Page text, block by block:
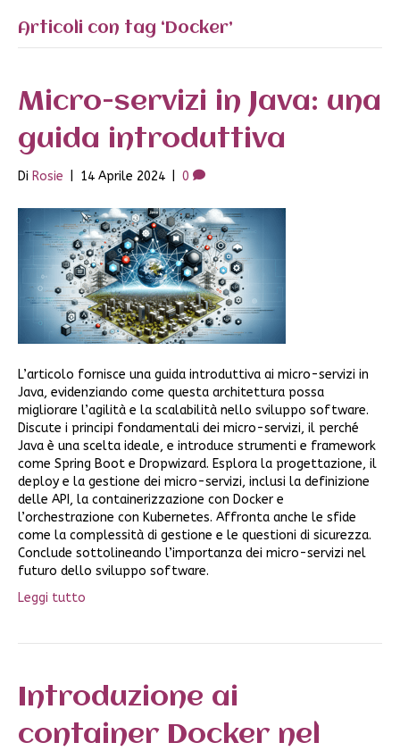
Articoli con tag ‘Docker’
Micro-servizi in Java: una
guida introduttiva
Di Rosie 14 Aprile 2024 0
L’articolo fornisce una guida introduttiva ai micro-servizi in
Java, evidenziando come questa architettura possa
migliorare l’agilità e la scalabilità nello sviluppo software.
Discute i principi fondamentali dei micro-servizi, il perché
Java è una scelta ideale, e introduce strumenti e framework
come Spring Boot e Dropwizard. Esplora la progettazione, il
deploy e la gestione dei micro-servizi, inclusi la definizione
delle API, la containerizzazione con Docker e
l’orchestrazione con Kubernetes. Affronta anche le sfide
come la complessità di gestione e le questioni di sicurezza.
Conclude sottolineando l’importanza dei micro-servizi nel
futuro dello sviluppo software.
Leggi tutto
Introduzione ai
container Docker nel